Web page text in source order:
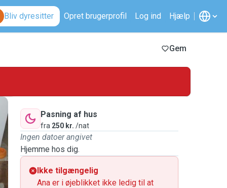
Bliv dyresitter Opret brugerprofil Log ind Hjælp
Gem
Pasning af hus
fra 250 kr. /nat
Ingen datoer angivet
Hjemme hos dig.
Ikke tilgængelig
Ana er i øjeblikket ikke ledig til at